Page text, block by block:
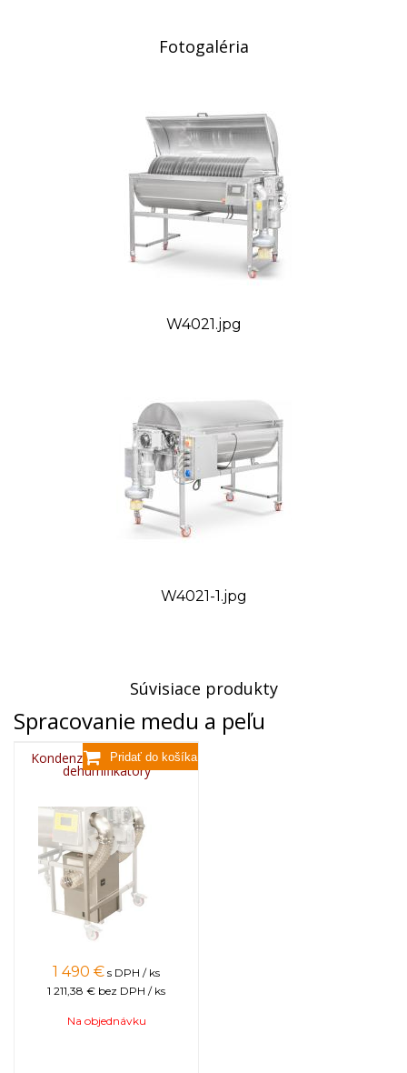
termíne Vás budeme informovať.
Fotogaléria
W4021.jpg
W4021-1.jpg
Súvisiace produkty
Spracovanie medu a peľu
Kondenzačný agregát pre
dehumifikátory
1 490 € s DPH / ks
1 211,38 € bez DPH / ks
Na objednávku